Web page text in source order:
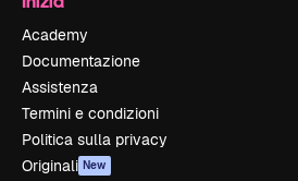
Academy
Documentazione
Assistenza
Termini e condizioni
Politica sulla privacy
Originali New